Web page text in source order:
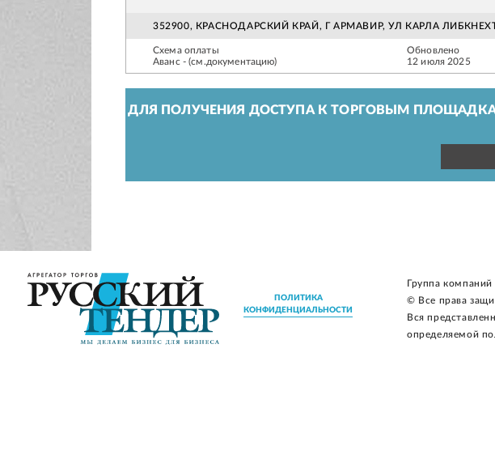
352900, КРАСНОДАРСКИЙ КРАЙ, Г АРМАВИР, УЛ КАРЛА
Схема оплаты
Аванс - (см.документацию)
Обновлено
12 июля 2025
ДЛЯ ПОЛУЧЕНИЯ ДОСТУПА К ТОРГОВЫМ
ПОЛИТИКА
КОНФИДЕНЦИАЛЬНОСТИ
Группа
© Все права
Вся
определяемой